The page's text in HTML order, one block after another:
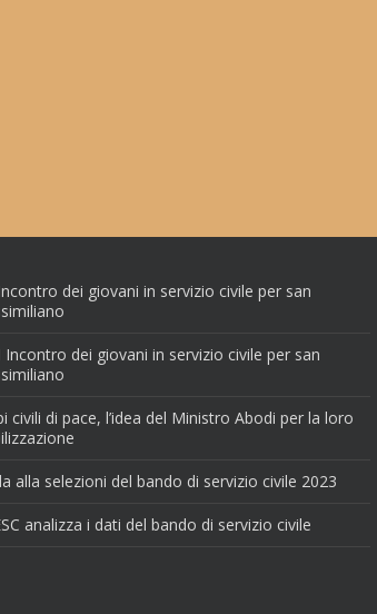
dei giovani in servizio civile per san
Incontro dei giovani in servizio civile per san
civili di pace, l’idea del Ministro Abodi per la loro
alla selezioni del bando di servizio civile 2023
analizza i dati del bando di servizio civile